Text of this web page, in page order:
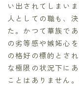
い出されてしまい
人としての職も、
た。かつて華族で
の劣等感や嫉妬心
の格好の標的とさ
な極限の状況下に
ことはありません